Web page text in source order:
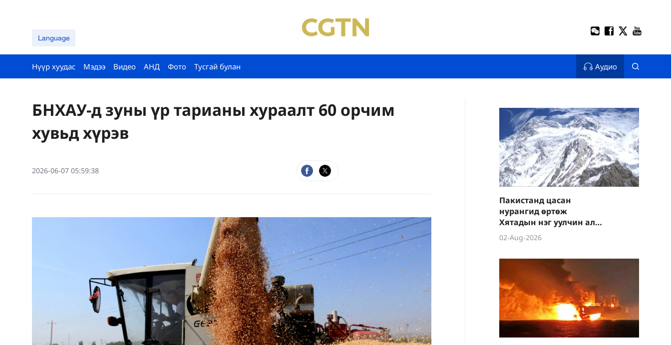
Language
Нүүр хуудас Мэдээ Видео АНД Фото Тусгай булан Аудио
БНХАУ-д зуны үр тарианы хураалт 60 орчим
хувьд хүрэв
2026-06-07 05:59:38
Пакистанд цасан
нурангид өртөж
Хятадын нэг уулчин алга
болжээ
02-Aug-2026